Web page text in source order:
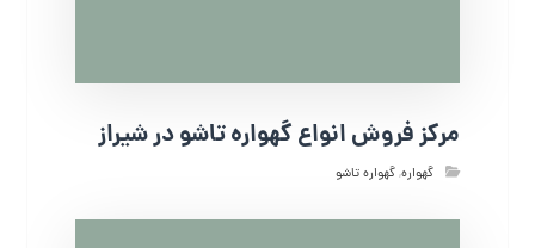
مرکز فروش انواع گهواره تاشو در شیراز
گهواره,گهواره تاشو